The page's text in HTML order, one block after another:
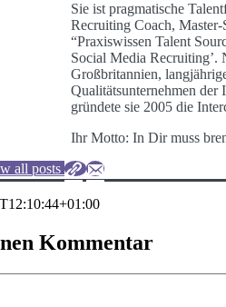
Sie ist pragmatische
Recruiting Coach,
“Praxiswissen Talent
Social Media
Großbritannien,
Qualitätsunternehmen der
gründete sie 2005 die
Ihr Motto: In Dir muss
all posts
Kommentar